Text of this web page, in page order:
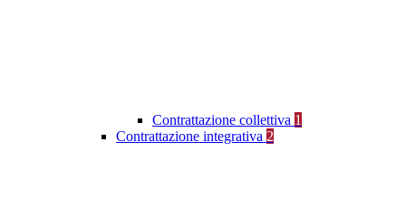
Contrattazione collettiva 1
Contrattazione integrativa 2